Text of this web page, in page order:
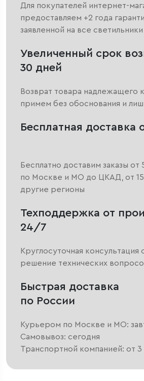
Для покупателей интернет-
предоставляем +2 года
заявленной на все светильники
Увеличенный срок
30 дней
Возврат товара надлежащего
примем без обоснования и
Бесплатная доставка
Бесплатно доставим заказы от
по Москве и МО до ЦКАД, от
другие регионы
Техподдержка от
24/7
Круглосуточная консультация
решение технических
Быстрая доставка
по России
Курьером по Москве и МО:
Самовывоз: сегодня
Транспортной компанией: от 3